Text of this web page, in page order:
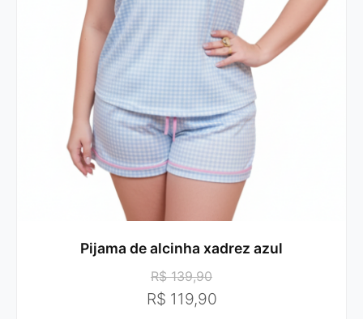
Pijama de alcinha xadrez azul
R$ 139,90
R$ 119,90